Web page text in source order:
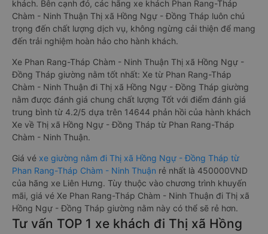
khách. Bên cạnh đó, các hãng xe khách Phan Rang-Tháp
Chàm - Ninh Thuận Thị xã Hồng Ngự - Đồng Tháp luôn chú
trọng đến chất lượng dịch vụ, không ngừng cải thiện để mang
đến trải nghiệm hoàn hảo cho hành khách.
Xe Phan Rang-Tháp Chàm - Ninh Thuận Thị xã Hồng Ngự -
Đồng Tháp giường nằm tốt nhất: Xe từ Phan Rang-Tháp
Chàm - Ninh Thuận đi Thị xã Hồng Ngự - Đồng Tháp giường
nằm được đánh giá chung chất lượng Tốt với điểm đánh giá
trung bình từ 4.2/5 dựa trên 14644 phản hồi của hành khách
Xe về Thị xã Hồng Ngự - Đồng Tháp từ Phan Rang-Tháp
Chàm - Ninh Thuận.
Giá vé xe giường nằm đi Thị xã Hồng Ngự - Đồng Tháp từ
Phan Rang-Tháp Chàm - Ninh Thuận rẻ nhất là 450000VND
của hãng xe Liên Hưng. Tùy thuộc vào chương trình khuyến
mãi, giá vé Xe Phan Rang-Tháp Chàm - Ninh Thuận đi Thị xã
Hồng Ngự - Đồng Tháp giường nằm này có thể sẽ rẻ hơn.
Tư vấn TOP 1 xe khách đi Thị xã Hồng